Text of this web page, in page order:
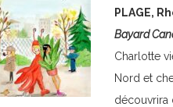
PLAGE,
Bayard
Charlotte
Nord et
découvrira